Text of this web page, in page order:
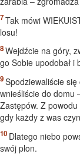
Tak mówi
losu!
Wejdźcie na góry,
go Sobie upodobał i
Spodziewaliście się
wnieśliście do domu
Zastępów. Z
gdy każdy z was
Dlatego niebo
swój plon.